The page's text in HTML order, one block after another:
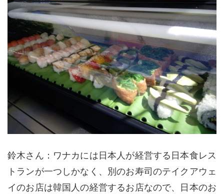
鈴木さん：ワナカには日本人が経営する日本食レス
トランが一つしかなく、別のお寿司のテイクアウェ
イのお店は韓国人の経営するお店なので、日本のお